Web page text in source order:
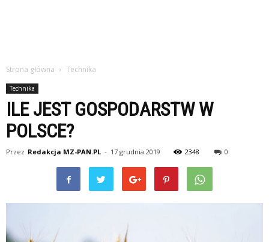
Strona główna Technika
Technika
ILE JEST GOSPODARSTW W
POLSCE?
Przez Redakcja MZ-PAN.PL - 17 grudnia 2019 2348 0